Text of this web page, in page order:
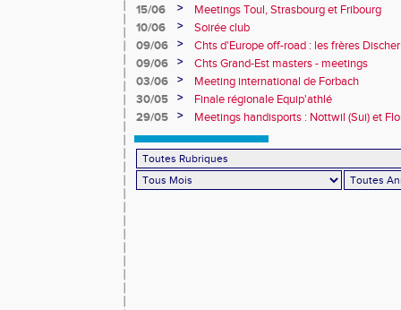
15/06
>
Meetings Toul, Strasbourg et Fribourg
10/06
>
Soirée club
09/06
>
Chts d'Europe off-road : les frères
09/06
>
Chts Grand-Est masters - meetings
03/06
>
Meeting international de Forbach
30/05
>
Finale régionale Equip'athlé
29/05
> Meetings handisports : Nottwil (Sui) et